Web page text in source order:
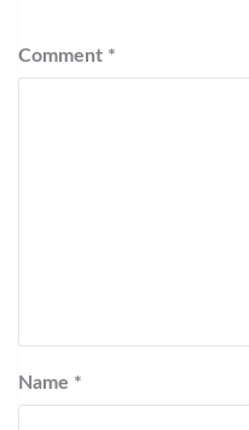
Comment *
Name *